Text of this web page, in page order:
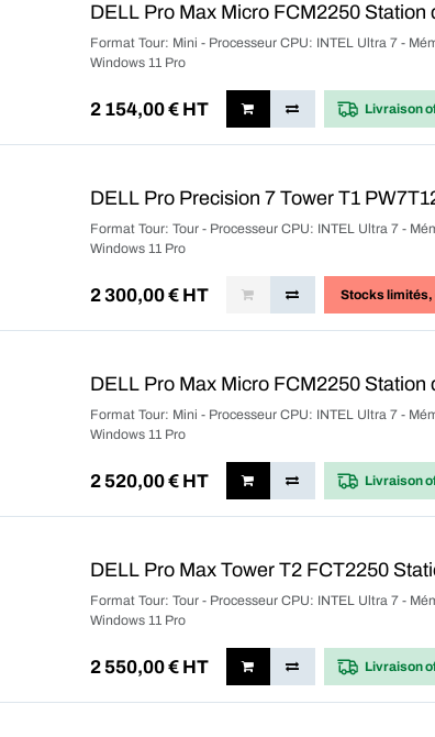
DELL Pro Max Micro FCM2250 Station
Format Tour: Mini - Processeur CPU: INTEL Ultra 7 -
Windows 11 Pro
2 154,00€ HT Livraison
DELL Pro Precision 7 Tower T1
Format Tour: Tour - Processeur CPU: INTEL Ultra 7 -
Windows 11 Pro
2 300,00€ HT Stocks limités,
DELL Pro Max Micro FCM2250 Station
Format Tour: Mini - Processeur CPU: INTEL Ultra 7 -
Windows 11 Pro
2 520,00€ HT Livraison
DELL Pro Max Tower T2 FCT2250
Format Tour: Tour - Processeur CPU: INTEL Ultra 7 -
Windows 11 Pro
2 550,00€ HT Livraison